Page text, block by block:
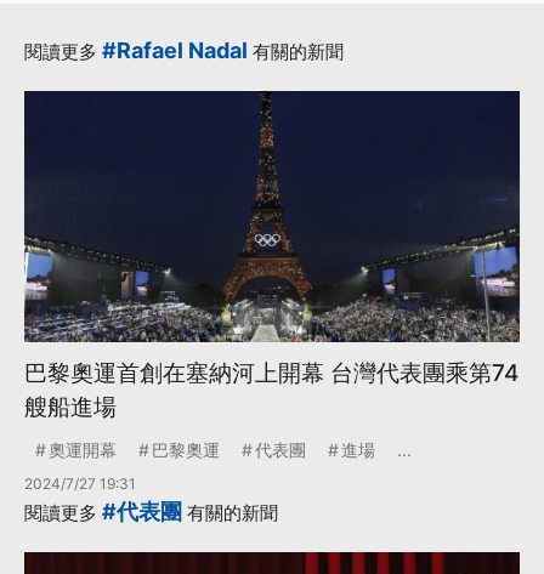
閱讀更多 #Rafael Nadal 有關的新聞
巴黎奧運首創在塞納河上開幕 台灣代表團乘第74
艘船進場
奧運開幕 巴黎奧運 代表團 進場 ...
2024/7/27 19:31
閱讀更多 #代表團 有關的新聞